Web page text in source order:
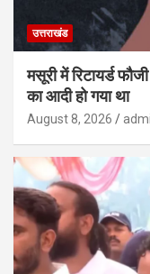
उत्तराखंड
मसूरी में रिटायर्ड
का आदी हो गया था
August 8, 2026